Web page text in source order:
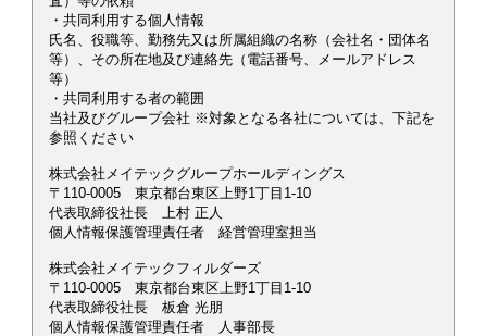
・共同利用する個人情報
氏名、役職等、勤務先又は所属組織の名称（会社名・団体名
等）、その所在地及び連絡先（電話番号、メールアドレス
等）
・共同利用する者の範囲
当社及びグループ会社 ※対象となる各社については、下記を
参照ください
株式会社メイテックグループホールディングス
〒110-0005 東京都台東区上野1丁目1-10
代表取締役社長 上村 正人
個人情報保護管理責任者 経営管理室担当
株式会社メイテックフィルダーズ
〒110-0005 東京都台東区上野1丁目1-10
代表取締役社長 板倉 光朋
個人情報保護管理責任者 人事部長